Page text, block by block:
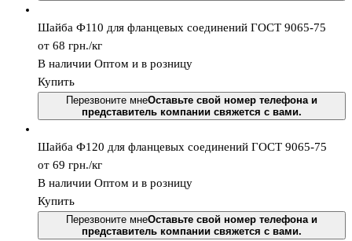
Шайба Ф110 для фланцевых соединений ГОСТ 9065-75
от 68 грн./кг
В наличии Оптом и в розницу
Купить
Перезвоните мнеОставьте свой номер телефона и
представитель компании свяжется с вами.
Шайба Ф120 для фланцевых соединений ГОСТ 9065-75
от 69 грн./кг
В наличии Оптом и в розницу
Купить
Перезвоните мнеОставьте свой номер телефона и
представитель компании свяжется с вами.